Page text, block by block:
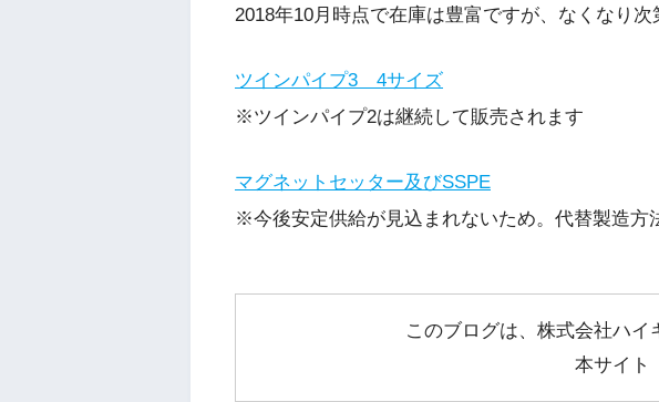
2018年10月時点で在庫は豊富ですが、なくなり
ツインパイプ3 4サイズ
※ツインパイプ2は継続して販売されます
マグネットセッター及びSSPE
※今後安定供給が見込まれないため。代替製造方
このブログは、株式会社ハイ
本サイト